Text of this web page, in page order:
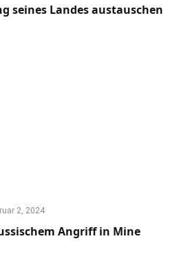
seines Landes austauschen
2, 2024
Angriff in Mine